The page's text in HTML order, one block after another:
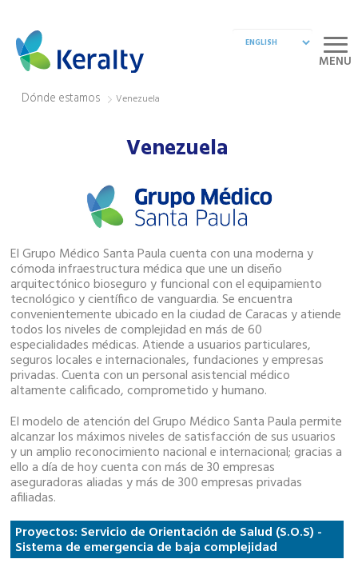
MENU
Dónde estamos
Venezuela
Venezuela
El Grupo Médico Santa Paula cuenta con una moderna y
cómoda infraestructura médica que une un diseño
arquitectónico bioseguro y funcional con el equipamiento
tecnológico y científico de vanguardia. Se encuentra
convenientemente ubicado en la ciudad de Caracas y atiende
todos los niveles de complejidad en más de 60
especialidades médicas. Atiende a usuarios particulares,
seguros locales e internacionales, fundaciones y empresas
privadas. Cuenta con un personal asistencial médico
altamente calificado, comprometido y humano.
El modelo de atención del Grupo Médico Santa Paula permite
alcanzar los máximos niveles de satisfacción de sus usuarios
y un amplio reconocimiento nacional e internacional; gracias a
ello a día de hoy cuenta con más de 30 empresas
aseguradoras aliadas y más de 300 empresas privadas
afiliadas.
Proyectos: Servicio de Orientación de Salud (S.O.S) -
Sistema de emergencia de baja complejidad